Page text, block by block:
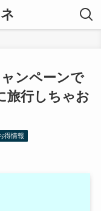
ンペーンで
旅行しちゃお
得情報